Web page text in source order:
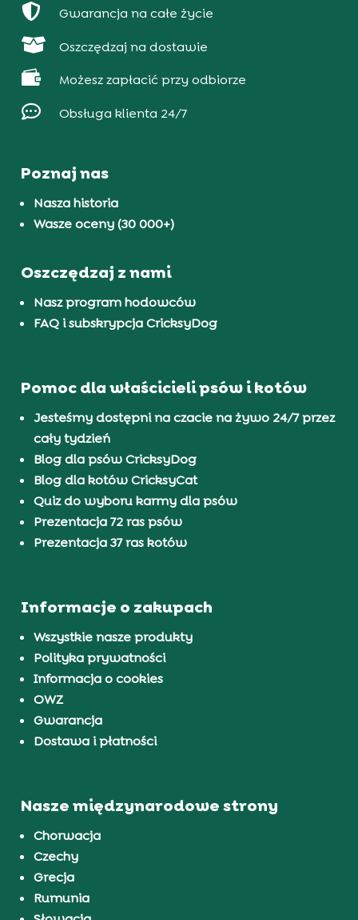
 Gwarancja na całe życie
 Oszczędzaj na dostawie
 Możesz zapłacić przy odbiorze
 Obsługa klienta 24/7
Poznaj nas
Nasza historia
Wasze oceny (30 000+)
Oszczędzaj z nami
Nasz program hodowców
FAQ i subskrypcja CricksyDog
Pomoc dla właścicieli psów i kotów
Jesteśmy dostępni na czacie na żywo 24/7 przez
cały tydzień
Blog dla psów CricksyDog
Blog dla kotów CricksyCat
Quiz do wyboru karmy dla psów
Prezentacja 72 ras psów
Prezentacja 37 ras kotów
Informacje o zakupach
Wszystkie nasze produkty
Polityka prywatności
Informacja o cookies
OWZ
Gwarancja
Dostawa i płatności
Nasze międzynarodowe strony
Chorwacja
Czechy
Grecja
Rumunia